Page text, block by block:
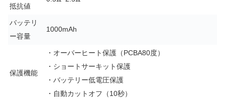
抵抗値
バッテリ
ー容量
1000mAh
保護機能
・オーバーヒート保護（PCBA80度）
・ショートサーキット保護
・バッテリー低電圧保護
・自動カットオフ（10秒）